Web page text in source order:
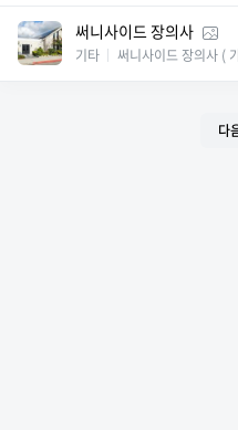
써니사이드 장의사
기타 써니사이드 장의사 (
다